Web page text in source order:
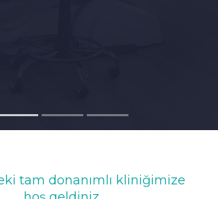
tam donanımlı kliniğimize